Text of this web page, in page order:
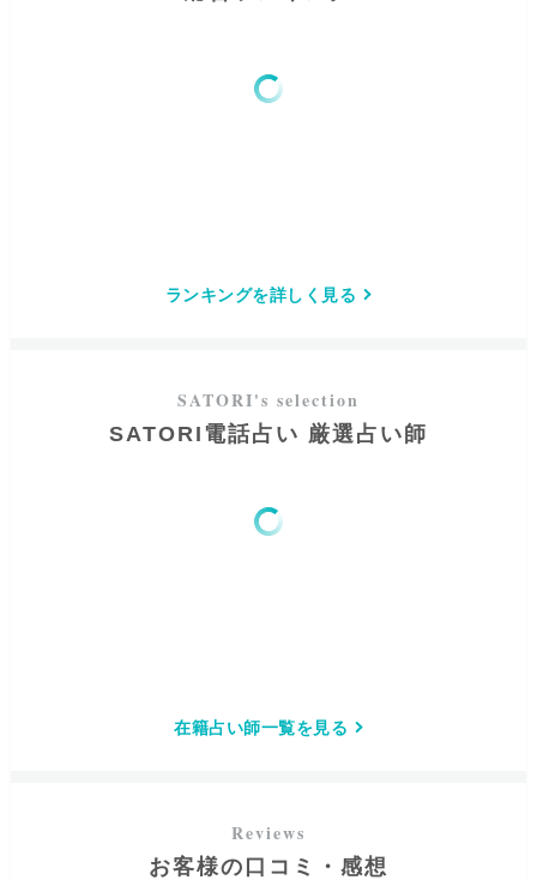
ランキングを詳しく見る
SATORI電話占い 厳選占い師
在籍占い師一覧を見る
お客様の口コミ・感想